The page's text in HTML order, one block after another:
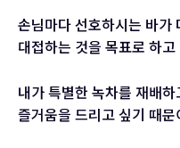
손님마다 선호하시는 바가
대접하는 것을 목표로 하
내가 특별한 녹차를 재배
즐거움을 드리고 싶기 때